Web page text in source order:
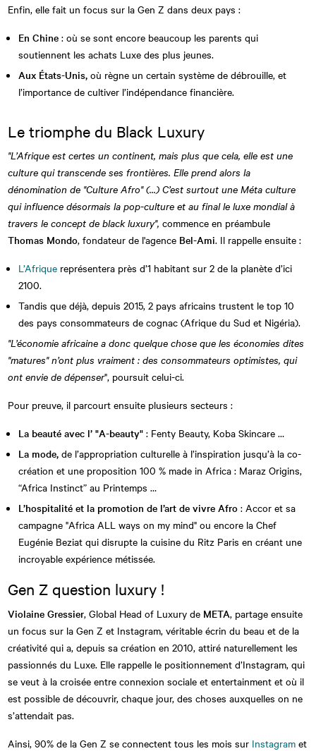
Enfin, elle fait un focus sur la Gen Z dans deux pays :
En Chine : où se sont encore beaucoup les parents qui
soutiennent les achats Luxe des plus jeunes.
Aux États-Unis, où règne un certain système de débrouille, et
l’importance de cultiver l’indépendance financière.
Le triomphe du Black Luxury
"L’Afrique est certes un continent, mais plus que cela, elle est une
culture qui transcende ses frontières. Elle prend alors la
dénomination de "Culture Afro" (...) C’est surtout une Méta culture
qui influence désormais la pop-culture et au final le luxe mondial à
travers le concept de black luxury",commence en préambule
Thomas Mondo, fondateur de l'agence Bel-Ami. Il rappelle ensuite :
L’Afrique représentera près d’1 habitant sur 2 de la planète d’ici
2100.
Tandis que déjà, depuis 2015, 2 pays africains trustent le top 10
des pays consommateurs de cognac (Afrique du Sud et Nigéria).
"L’économie africaine a donc quelque chose que les économies dites
"matures" n’ont plus vraiment : des consommateurs optimistes, qui
ont envie de dépenser", poursuit celui-ci.
Pour preuve, il parcourt ensuite plusieurs secteurs :
La beauté avec l’ "A-beauty" : Fenty Beauty, Koba Skincare …
La mode, de l’appropriation culturelle à l’inspiration jusqu’à la co-
création et une proposition 100 % made in Africa : Maraz Origins,
“Africa Instinct” au Printemps …
L’hospitalité et la promotion de l’art de vivre Afro : Accor et sa
campagne "Africa ALL ways on my mind" ou encore la Chef
Eugénie Beziat qui disrupte la cuisine du Ritz Paris en créant une
incroyable expérience métissée.
Gen Z question luxury !
Violaine Gressier, Global Head of Luxury de META, partage ensuite
un focus sur la Gen Z et Instagram, véritable écrin du beau et de la
créativité qui a, depuis sa création en 2010, attiré naturellement les
passionnés du Luxe. Elle rappelle le positionnement d’Instagram, qui
se veut à la croisée entre connexion sociale et entertainment et où il
est possible de découvrir, chaque jour, des choses auxquelles on ne
s’attendait pas.
Ainsi, 90% de la Gen Z se connectent tous les mois sur Instagram et